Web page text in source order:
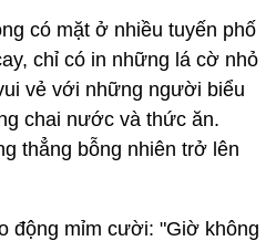
có mặt ở nhiều tuyến phố
chỉ có in những lá cờ nhỏ
vẻ với những người biểu
chai nước và thức ăn.
thẳng bỗng nhiên trở lên
động mỉm cười: "Giờ không